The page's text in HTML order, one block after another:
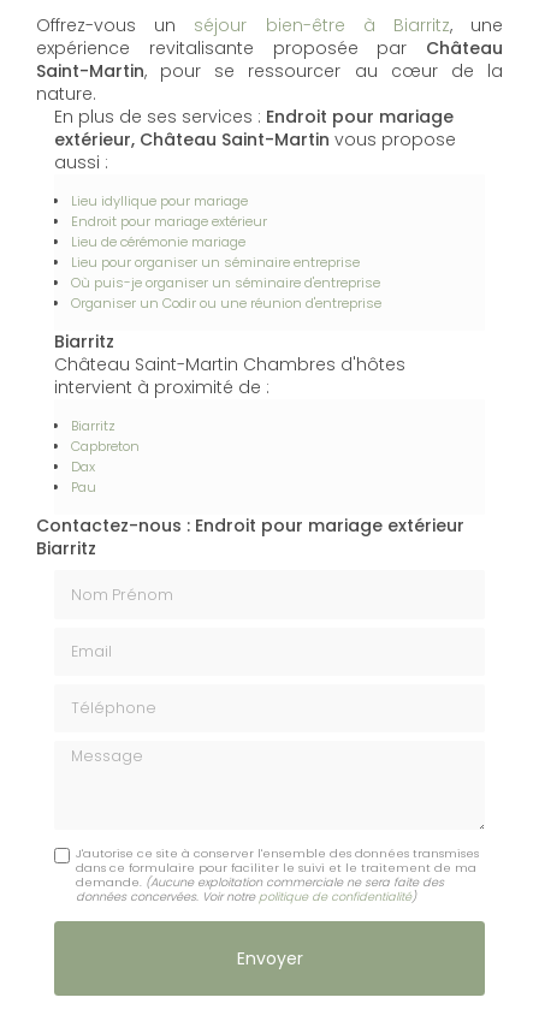
Offrez-vous un séjour bien-être à Biarritz, une
expérience revitalisante proposée par Château
Saint-Martin, pour se ressourcer au cœur de la
nature.
En plus de ses services : Endroit pour mariage
extérieur, Château Saint-Martin vous propose
aussi :
Lieu idyllique pour mariage
Endroit pour mariage extérieur
Lieu de cérémonie mariage
Lieu pour organiser un séminaire entreprise
Où puis-je organiser un séminaire d'entreprise
Organiser un Codir ou une réunion d'entreprise
Biarritz
Château Saint-Martin Chambres d'hôtes
intervient à proximité de :
Biarritz
Capbreton
Dax
Pau
Contactez-nous : Endroit pour mariage extérieur
Biarritz
Message
J'autorise ce site à conserver l'ensemble des données transmises
dans ce formulaire pour faciliter le suivi et le traitement de ma
demande. (Aucune exploitation commerciale ne sera faite des
données concervées. Voir notre politique de confidentialité)